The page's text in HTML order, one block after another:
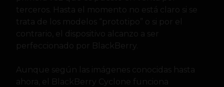
terceros. Hasta el momento no está claro si se
trata de los modelos “prototipo” o si por el
contrario, el dispositivo alcanzo a ser
perfeccionado por BlackBerry.
Aunque según las imágenes conocidas hasta
ahora, el BlackBerry Cyclone funciona